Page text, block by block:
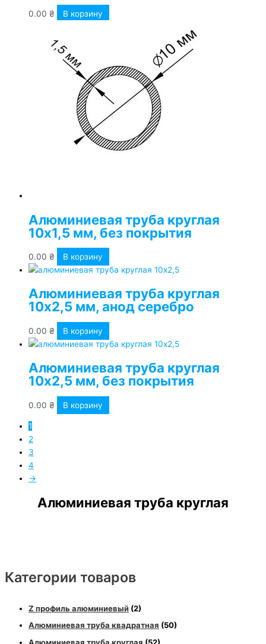
Категории товаров
Z профиль алюминиевый (2)
Алюминиевая труба квадратная (50)
0.00 ₴ В корзину
Алюминиевая труба круглая
10х1,5 мм, без покрытия
0.00 ₴ В корзину
Алюминиевая труба круглая
10х2,5 мм, анод серебро
0.00 ₴ В корзину
Алюминиевая труба круглая
10х2,5 мм, без покрытия
0.00 ₴ В корзину
1
2
3
4
→
Алюминиевая труба круглая